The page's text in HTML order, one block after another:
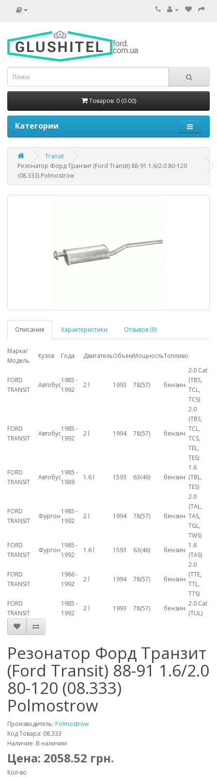
Товаров: 0 (0.00)
Категории
Transit
Резонатор Форд Транзит (Ford Transit) 88-91 1.6/2.0 80-120
(08.333) Polmostrow
Описание Характеристики Отзывов (0)
Марка/
Модель
Кузов Года ДвигательОбъемМощностьТопливо
FORD
TRANSIT
Автобус
1985 -
1992
2 l 1993 78(57) бензин
2.0 Cat
(TBS,
TCL,
TCS)
FORD
TRANSIT
Автобус
1985 -
1992
2 l 1994 78(57) бензин
2.0
(TBS,
TCL,
TCS,
TEL,
TES)
FORD
TRANSIT
Автобус
1985 -
1989
1.6 l 1593 63(46) бензин
1.6
(TBL,
TES)
FORD
TRANSIT
Фургон
1985 -
1992
2 l 1994 78(57) бензин
2.0
(TAL,
TAS,
TGL,
TWS)
FORD
TRANSIT
Фургон
1985 -
1992
1.6 l 1593 63(46) бензин
1.6
(TAS)
FORD
TRANSIT
1986 -
1992
2 l 1994 78(57) бензин
2.0
(TTE,
TTL,
TTS)
FORD
TRANSIT
1985 -
1992
2 l 1993 78(57) бензин
2.0 Cat
(TUL)
Резонатор Форд Транзит
(Ford Transit) 88-91 1.6/2.0
80-120 (08.333)
Polmostrow
Производитель: Polmostrow
Код Товара: 08.333
Наличие: В наличии
Цена: 2058.52 грн.
Кол-во